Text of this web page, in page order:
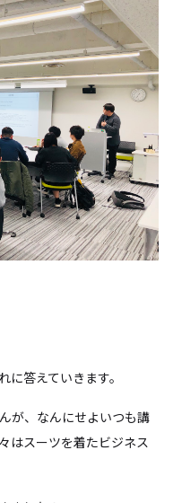
答えていきます。
が、なんにせよいつも講
はスーツを着たビジネス